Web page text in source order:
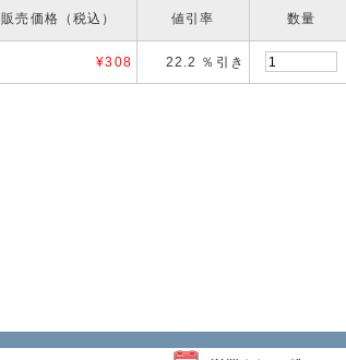
販売価格（税込） 値引率 数量
¥308 22.2 ％引き